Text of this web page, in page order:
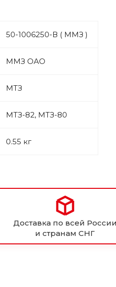
50-1006250-В ( ММЗ )
ММЗ ОАО
МТЗ
МТЗ-82, МТЗ-80
0.55 кг
Доставка по всей
и странам СНГ